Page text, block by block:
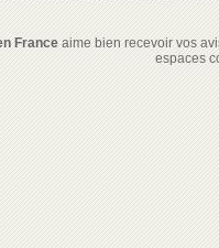
Franceaime bien recevoir vos
espaces